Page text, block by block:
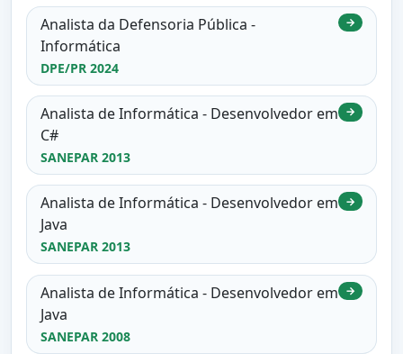
Analista da Defensoria Pública -
Informática
DPE/PR 2024
→
Analista de Informática - Desenvolvedor em
C#
SANEPAR 2013
→
Analista de Informática - Desenvolvedor em
Java
SANEPAR 2013
→
Analista de Informática - Desenvolvedor em
Java
SANEPAR 2008
→